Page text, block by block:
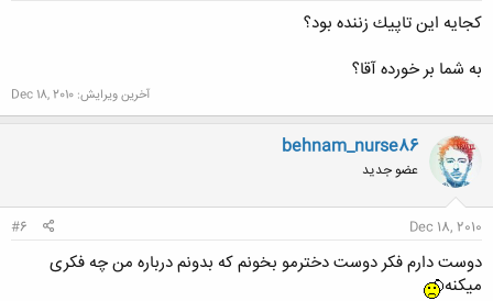
كجايه اين تاپيك زننده بود؟
به شما بر خورده آقا؟
آخرین ویرایش: Dec 18, 2010
behnam_nurse86
عضو جدید
Dec 18, 2010
#6
دوست دارم فکر دوست دخترمو بخونم که بدونم درباره من چه فکری
میکنه